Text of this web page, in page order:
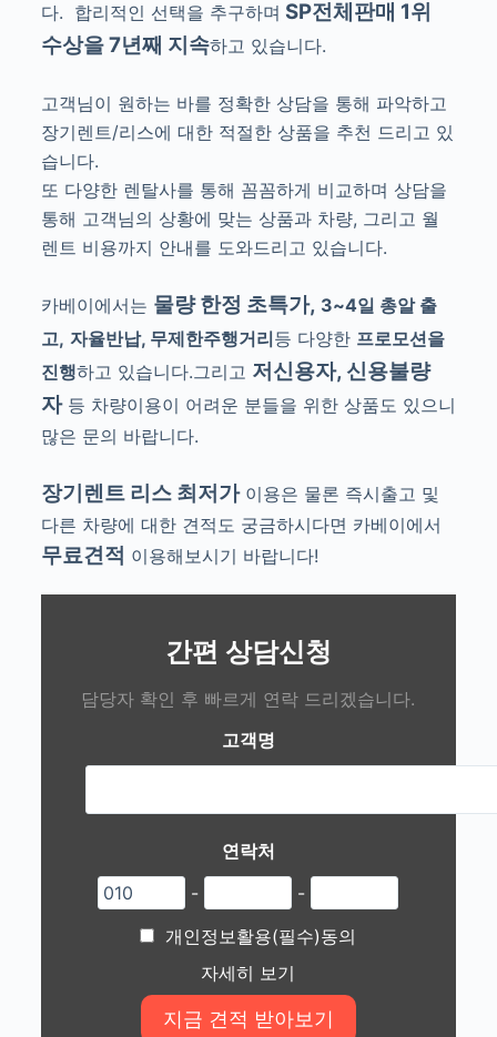
다. 합리적인 선택을 추구하며 SP전체판매 1위
수상을 7년째 지속하고 있습니다.
고객님이 원하는 바를 정확한 상담을 통해 파악하고
장기렌트/리스에 대한 적절한 상품을 추천 드리고 있
습니다.
또 다양한 렌탈사를 통해 꼼꼼하게 비교하며 상담을
통해 고객님의 상황에 맞는 상품과 차량, 그리고 월
렌트 비용까지 안내를 도와드리고 있습니다.
카베이에서는 물량 한정 초특가, 3~4일 총알 출
고, 자율반납, 무제한주행거리등 다양한 프로모션을
진행하고 있습니다.그리 고 저신용자, 신용불량
자등 차량이용이 어려운 분들을 위한 상품도 있으니
많은 문의 바랍니다.
장기렌트 리스 최저가이용은 물론 즉시출고 및
다른 차량에 대한 견적도 궁금하시다면 카베이에서
무료견적 이용해보시기 바랍니다!
간편 상담신청
담당자 확인 후 빠르게 연락 드리겠습니다.
고객명
연락처
-
-
개인정보활용(필수)동의
자세히 보기